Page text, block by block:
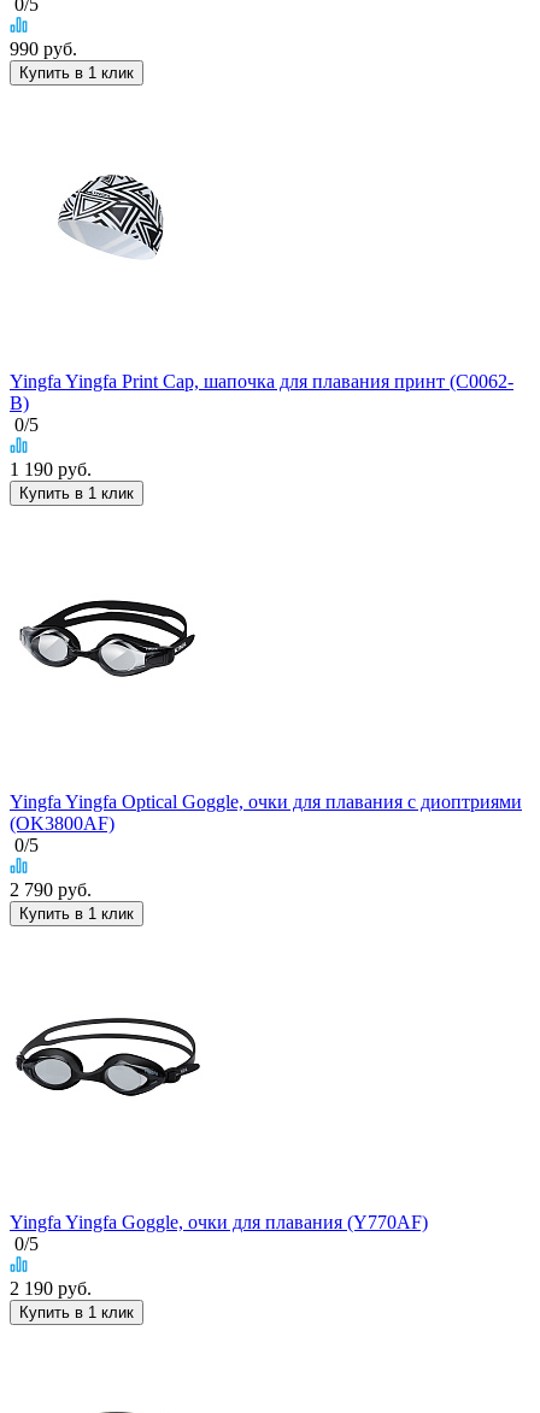
0/5
990 руб.
Купить в 1 клик
Yingfa Yingfa Print Cap, шапочка для плавания принт (C0062-
B)
0/5
1 190 руб.
Купить в 1 клик
Yingfa Yingfa Optical Goggle, очки для плавания с диоптриями
(OK3800AF)
0/5
2 790 руб.
Купить в 1 клик
Yingfa Yingfa Goggle, очки для плавания (Y770AF)
0/5
2 190 руб.
Купить в 1 клик